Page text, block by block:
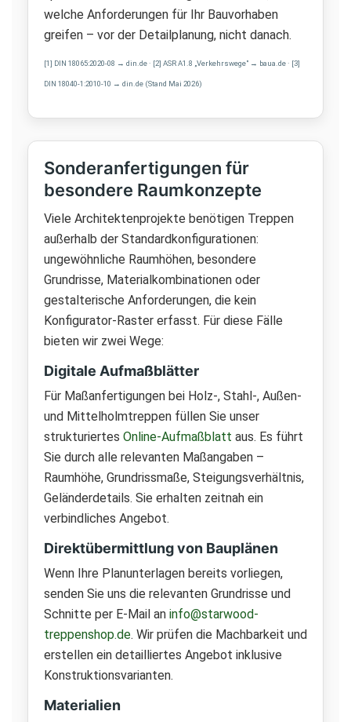
welche Anforderungen für Ihr Bauvorhaben
greifen – vor der Detailplanung, nicht danach.
[1] DIN 18065:2020-08 → din.de · [2] ASR A1.8 „Verkehrswege" → baua.de · [3]
DIN 18040-1:2010-10 → din.de (Stand Mai 2026)
Sonderanfertigungen für
besondere Raumkonzepte
Viele Architektenprojekte benötigen Treppen
außerhalb der Standardkonfigurationen:
ungewöhnliche Raumhöhen, besondere
Grundrisse, Materialkombinationen oder
gestalterische Anforderungen, die kein
Konfigurator-Raster erfasst. Für diese Fälle
bieten wir zwei Wege:
Digitale Aufmaßblätter
Für Maßanfertigungen bei Holz-, Stahl-, Außen-
und Mittelholmtreppen füllen Sie unser
strukturiertes Online-Aufmaßblatt aus. Es führt
Sie durch alle relevanten Maßangaben –
Raumhöhe, Grundrissmaße, Steigungsverhältnis,
Geländerdetails. Sie erhalten zeitnah ein
verbindliches Angebot.
Direktübermittlung von Bauplänen
Wenn Ihre Planunterlagen bereits vorliegen,
senden Sie uns die relevanten Grundrisse und
Schnitte per E-Mail an info@starwood-
treppenshop.de. Wir prüfen die Machbarkeit und
erstellen ein detailliertes Angebot inklusive
Konstruktionsvarianten.
Materialien